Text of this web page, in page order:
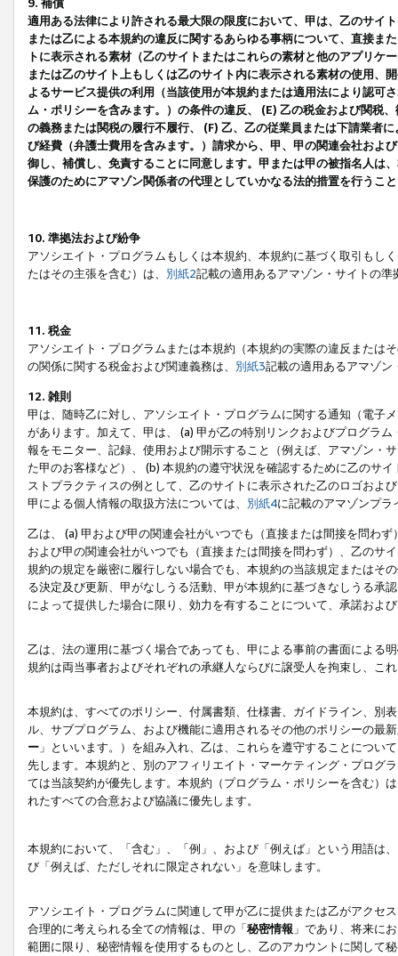
9. 補償
適用ある法律により許される最大限の限度において、甲は、乙のサイ
または乙による本規約の違反に関するあらゆる事柄について、直接ま
トに表示される素材（乙のサイトまたはこれらの素材と他のアプリ
または乙のサイト上もしくは乙のサイト内に表示される素材の使用、
よるサービス提供の利用（当該使用が本規約または適用法により認可
ム・ポリシーを含みます。）の条件の違反、 (E) 乙の税金および関税
の義務または関税の履行不履行、 (F) 乙、乙の従業員または下請業者
び経費（弁護士費用を含みます。）請求から、甲、甲の関連会社およ
御し、補償し、免責することに同意します。甲または甲の被指名人は
保護のためにアマゾン関係者の代理としていかなる法的措置を行うこ
10. 準拠法および紛争
アソシエイト・プログラムもしくは本規約、本規約に基づく取引もし
たはその主張を含む）は、 別紙2記載の適用あるアマゾン・サイトの
11. 税金
アソシエイト・プログラムまたは本規約（本規約の実際の違反または
の関係に関する税金および関連義務は、 別紙3記載の適用あるアマゾン
12. 雑則
甲は、随時乙に対し、アソシエイト・プログラムに関する通知（電子
があります。加えて、甲は、 (a) 甲が乙の特別リンクおよびプログラ
報をモニター、記録、使用および開示すること（例えば、アマゾン・
た甲のお客様など）、 (b) 本規約の遵守状況を確認するために乙のサ
ストプラクティスの例として、乙のサイトに表示された乙のロゴおよ
甲による個人情報の取扱方法については、 別紙4に記載のアマゾンプ
乙は、 (a) 甲および甲の関連会社がいつでも（直接または間接を問わ
および甲の関連会社がいつでも（直接または間接を問わず）、乙のサ
規約の規定を厳密に履行しない場合でも、本規約の当該規定またはそ
る決定及び更新、甲がなしうる活動、甲が本規約に基づきなしうる承
によって提供した場合に限り、効力を有することについて、承諾およ
乙は、法の運用に基づく場合であっても、甲による事前の書面による
規約は両当事者およびそれぞれの承継人ならびに譲受人を拘束し、こ
本規約は、すべてのポリシー、付属書類、仕様書、ガイドライン、別
ル、サブプログラム、および機能に適用されるその他のポリシーの最
ー 」といいます。）を組み入れ、乙は、これらを遵守することにつ
先します。本規約と、別のアフィリエイト・マーケティング・プログ
ては当該契約が優先します。本規約（プログラム・ポリシーを含む）
れたすべての合意および協議に優先します。
本規約において、「含む」、「例」、および「例えば」という用語は
び「例えば、ただしそれに限定されない」を意味します。
アソシエイト・プログラムに関連して甲が乙に提供または乙がアクセ
合理的に考えられる全ての情報は、甲の「秘密情報 」であり、将来に
範囲に限り、秘密情報を使用するものとし、乙のアカウントに関して